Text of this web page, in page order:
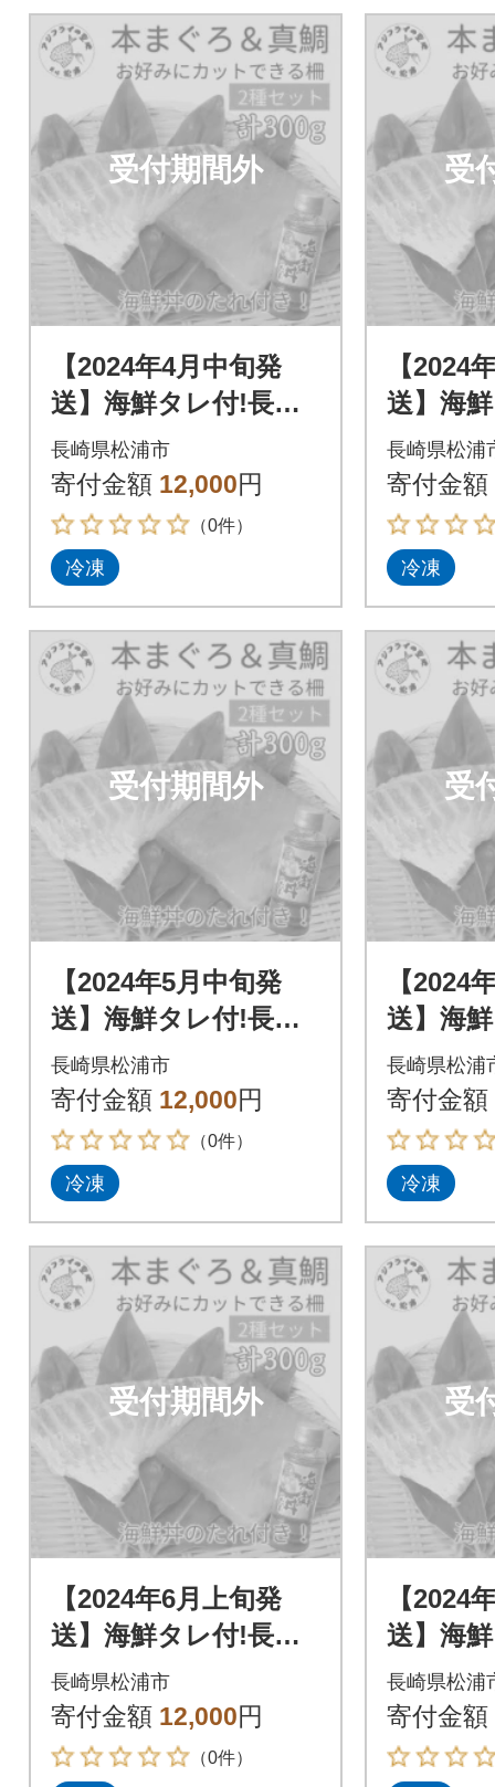
受付期間外
【2024年4月中旬発
送】海鮮タレ付!長崎
県産本まぐろ&真鯛
柵セット2種300g
長崎県松浦市
寄付金額 12,000円
（0件）
冷凍
受
【2024
送】海
県産本
柵セッ
長崎県松浦
寄付金額
冷凍
受付期間外
【2024年5月中旬発
送】海鮮タレ付!長崎
県産本まぐろ&真鯛
柵セット2種300g
長崎県松浦市
寄付金額 12,000円
（0件）
冷凍
受
【2024
送】海
県産本
柵セッ
長崎県松浦
寄付金額
冷凍
受付期間外
【2024年6月上旬発
送】海鮮タレ付!長崎
県産本まぐろ&真鯛
柵セット2種300g
長崎県松浦市
寄付金額 12,000円
（0件）
受
【2024
送】海
県産本
柵セッ
長崎県松浦
寄付金額